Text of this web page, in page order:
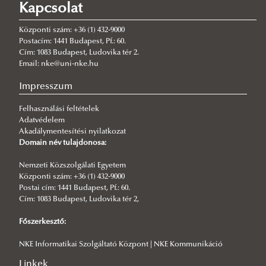
Vívóterem
Szárnyépület
További sportlétesítmények
Sportpark
Geodéziai Mérőtelep
Sportlétesítmények
Kapcsolat
Központi szám: +36 (1) 432-9000
Postacím: 1441 Budapest, Pf.: 60.
Cím: 1083 Budapest, Ludovika tér 2.
Email: nke@uni-nke.hu
Impresszum
Felhasználási feltételek
Adatvédelem
Akadálymentesítési nyilatkozat
Domain név tulajdonosa:
Nemzeti Közszolgálati Egyetem
Központi szám: +36 (1) 432-9000
Postai cím: 1441 Budapest, Pf.: 60.
Cím: 1083 Budapest, Ludovika tér 2,
Főszerkesztő:
NKE Informatikai Szolgáltató Központ | NKE Kommunikáció